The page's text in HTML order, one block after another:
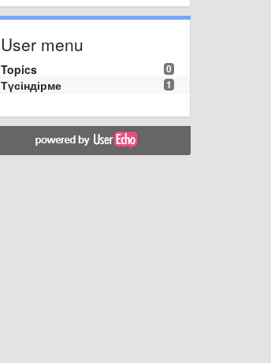
User menu
0
Topics
1
Түсіндірме